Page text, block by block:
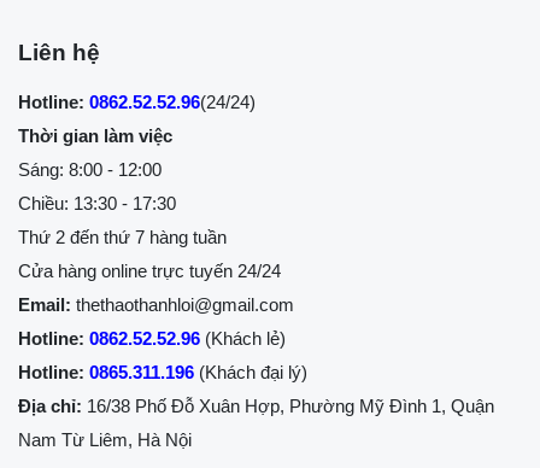
Liên hệ
Hotline: 0862.52.52.96(24/24)
Thời gian làm việc
Sáng: 8:00 - 12:00
Chiều: 13:30 - 17:30
Thứ 2 đến thứ 7 hàng tuần
Cửa hàng online trực tuyến 24/24
Email: thethaothanhloi@gmail.com
Hotline: 0862.52.52.96 (Khách lẻ)
Hotline: 0865.311.196 (Khách đại lý)
Địa chỉ: 16/38 Phố Đỗ Xuân Hợp, Phường Mỹ Đình 1, Quận
Nam Từ Liêm, Hà Nội